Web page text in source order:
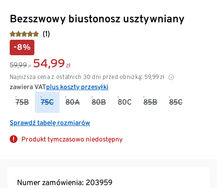
Bezszwowy biustonosz usztywniany
(1)
-8%
59,99 zł 54,99 zł
Najniższa cena z ostatnich 30 dni przed obniżką: 59,99zł
zawiera VATplus koszty przesyłki
75B 75C 80A 80B 80C 85B 85C
Sprawdź tabelę rozmiarów
Produkt tymczasowo niedostępny
Numer zamówienia: 203959